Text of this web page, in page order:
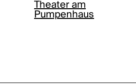
Theater am
Pumpenhaus